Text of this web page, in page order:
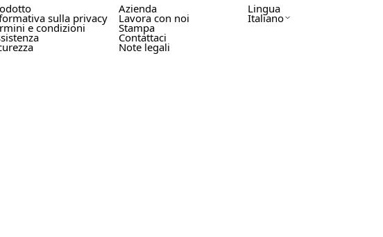
sulla privacy
e condizioni
Azienda
Lavora con noi
Stampa
Contattaci
Note legali
Lingua
Italiano